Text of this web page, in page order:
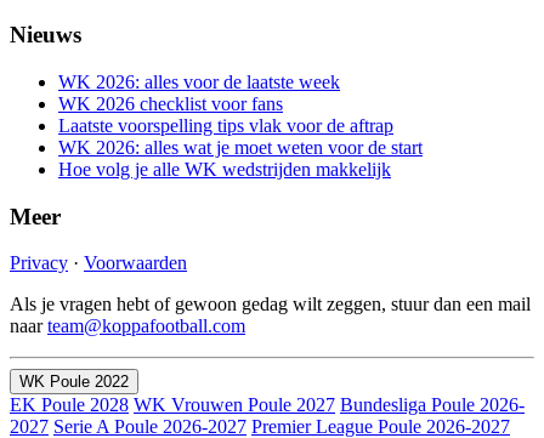
Nieuws
WK 2026: alles voor de laatste week
WK 2026 checklist voor fans
Laatste voorspelling tips vlak voor de aftrap
WK 2026: alles wat je moet weten voor de start
Hoe volg je alle WK wedstrijden makkelijk
Meer
Privacy · Voorwaarden
Als je vragen hebt of gewoon gedag wilt zeggen, stuur dan een mail
naarteam@koppafootball.com
WK Poule 2022
EK Poule 2028 WK Vrouwen Poule 2027 Bundesliga Poule 2026-
2027 Serie A Poule 2026-2027 Premier League Poule 2026-2027